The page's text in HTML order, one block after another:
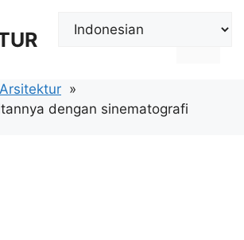
Arsitektur
dengan sinematografi